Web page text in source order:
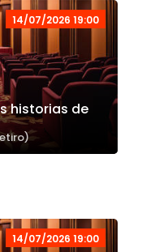
14/07/2026 19:00
historias de
14/07/2026 19:00